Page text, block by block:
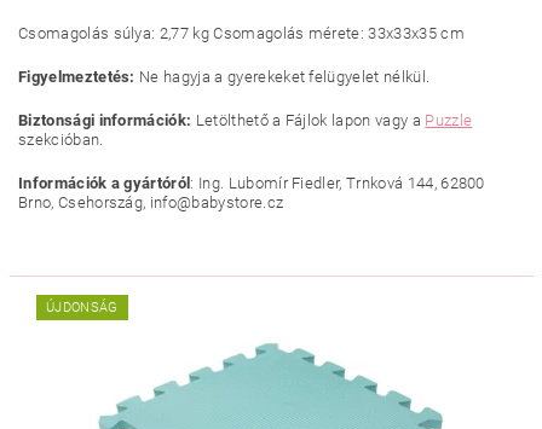
Csomagolás súlya: 2,77 kg Csomagolás mérete: 33x33x35 cm
Figyelmeztetés: Ne hagyja a gyerekeket felügyelet nélkül.
Biztonsági információk: Letölthető a Fájlok lapon vagy a Puzzle
szekcióban.
Információk a gyártóról : Ing. Lubomír Fiedler, Trnková 144, 62800
Brno, Csehország, info@babystore.cz
ÚJDONSÁG